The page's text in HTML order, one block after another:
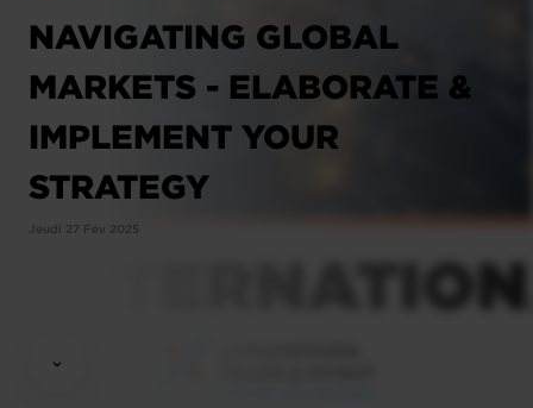
NAVIGATING GLOBAL
MARKETS - ELABORATE &
IMPLEMENT YOUR
STRATEGY
Jeudi 27 Fév 2025